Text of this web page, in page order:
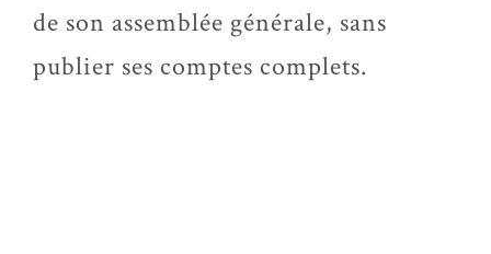
de son assemblée générale, sans
publier ses comptes complets.